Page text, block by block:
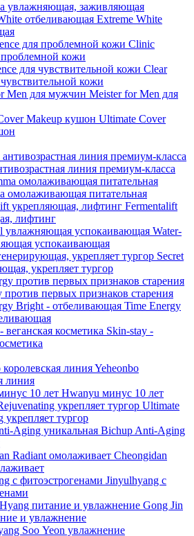
увлажняющая, заживляющая
Extreme White
Clinic
проблемной кожи
Clear
кожи
Meister for Men для
Ultimate Cover
линия премиум-класса
омолаживающая питательная
Fermentalift
лифтинг
Water-
успокаивающая
Secret
укрепляет тургор
против первых признаков старения
Time Energy
Skin-stay -
Yeheonbo
линия
Hwanyu минус 10 лет
Ultimate
укрепляет тургор
Bichup Anti-Aging
Cheongidan
Jinyulhyang с
Gong Jin
и увлажнение